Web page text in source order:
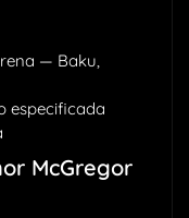
— Baku,
especificada
McGregor